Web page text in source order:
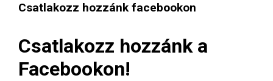
Csatlakozz hozzánk facebookon
Csatlakozz hozzánk a
Facebookon!